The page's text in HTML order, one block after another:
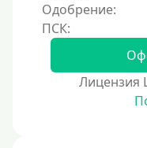
Одобрение:
Лицензия